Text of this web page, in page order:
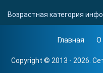
Возрастная категория
Главная О
Copyright © 2013 - 2026.